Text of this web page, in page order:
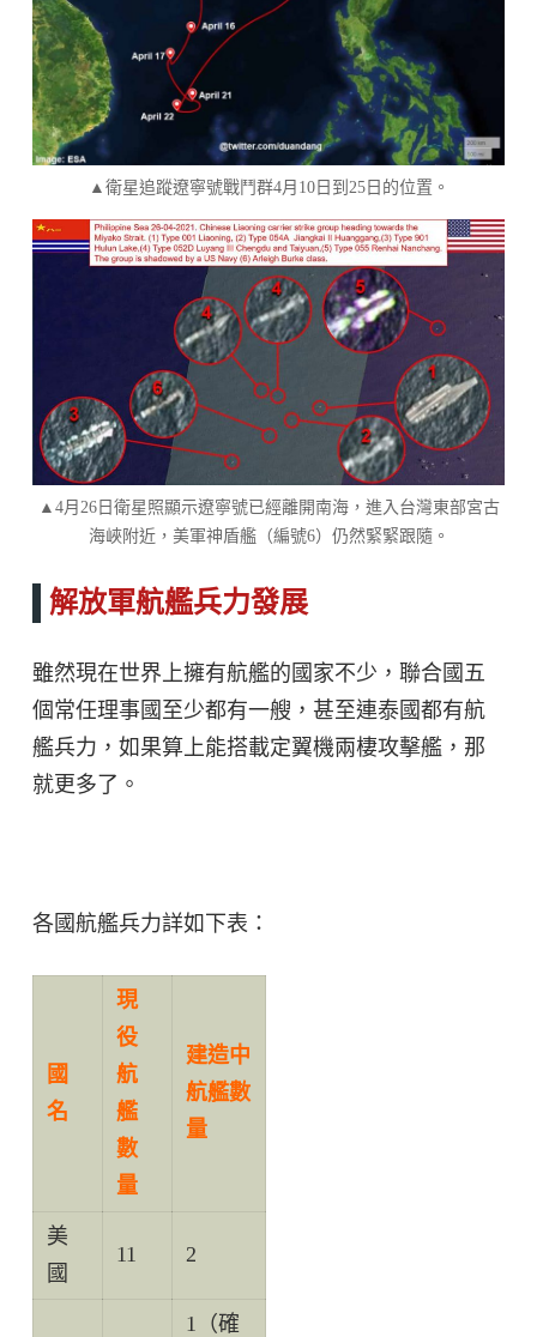
▲衛星追蹤遼寧號戰鬥群4月10日到25日的位置。
▲4月26日衛星照顯示遼寧號已經離開南海，進入台灣東部宮古
海峽附近，美軍神盾艦（編號6）仍然緊緊跟隨。
解放軍航艦兵力發展
雖然現在世界上擁有航艦的國家不少，聯合國五
個常任理事國至少都有一艘，甚至連泰國都有航
艦兵力，如果算上能搭載定翼機兩棲攻擊艦，那
就更多了。
各國航艦兵力詳如下表：
國
名
現
役
航
艦
數
量
建造中
航艦數
量
美
國
11 2
1（確